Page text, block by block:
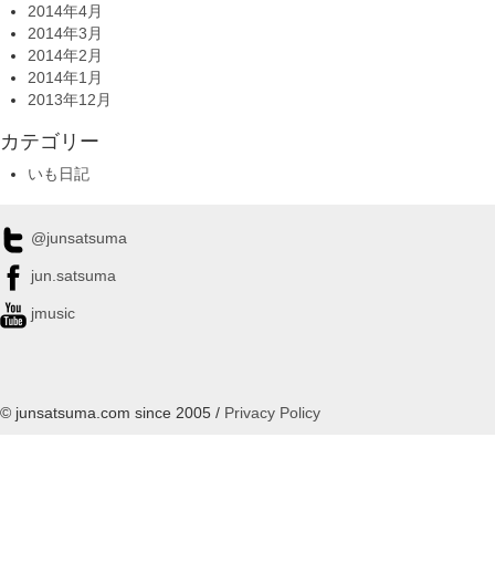
2014年4月
2014年3月
2014年2月
2014年1月
2013年12月
カテゴリー
いも日記
@junsatsuma
jun.satsuma
jmusic
© junsatsuma.com since 2005 / Privacy Policy